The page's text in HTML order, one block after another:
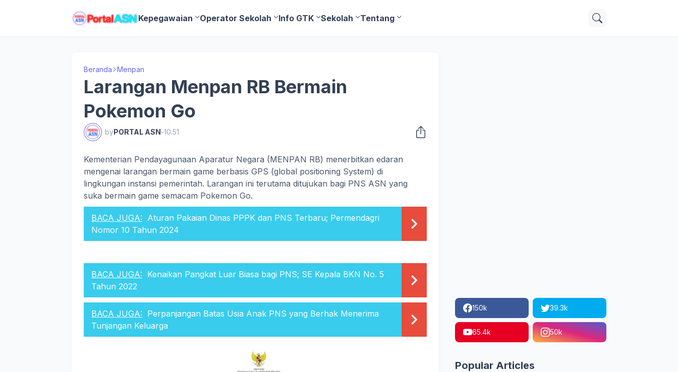
Kepegawaian Operator Sekolah Info GTK Sekolah Tentang
Beranda Menpan
Larangan Menpan RB Bermain
Pokemon Go
byPORTAL ASN-10.51
Kementerian Pendayagunaan Aparatur Negara (MENPAN RB) menerbitkan edaran
mengenai larangan bermain game berbasis GPS (global positioning System) di
lingkungan instansi pemerintah. Larangan ini terutama ditujukan bagi PNS ASN yang
suka bermain game semacam Pokemon Go.
BACA JUGA: Aturan Pakaian Dinas PPPK dan PNS Terbaru; Permendagri
Nomor 10 Tahun 2024
BACA JUGA: Kenaikan Pangkat Luar Biasa bagi PNS; SE Kepala BKN No. 5
Tahun 2022
BACA JUGA: Perpanjangan Batas Usia Anak PNS yang Berhak Menerima
Tunjangan Keluarga
150k 39.3k
65.4k 50k
Popular Articles